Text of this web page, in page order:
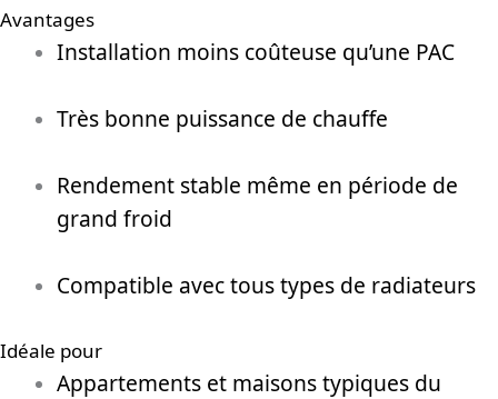
Avantages
Installation moins coûteuse qu’une PAC
Très bonne puissance de chauffe
Rendement stable même en période de
grand froid
Compatible avec tous types de radiateurs
Idéale pour
Appartements et maisons typiques du